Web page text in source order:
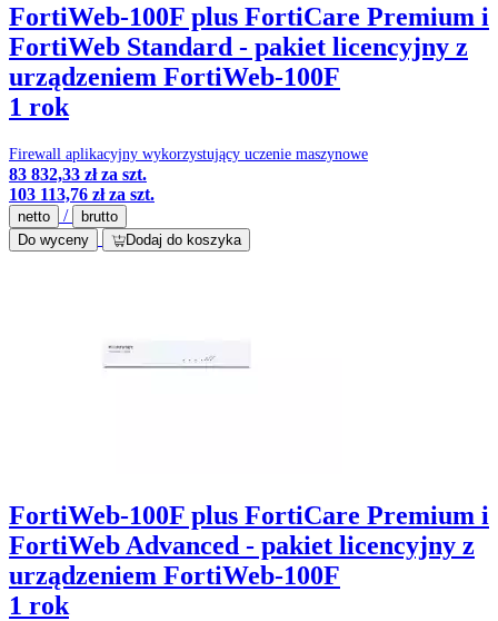
FortiWeb-100F plus FortiCare Premium i
FortiWeb Standard - pakiet licencyjny z
urządzeniem FortiWeb-100F
1 rok
Firewall aplikacyjny wykorzystujący uczenie maszynowe
83 832,33 złza szt.
103 113,76 złza szt.
netto /
brutto
Do wyceny
Dodaj do koszyka
FortiWeb-100F plus FortiCare Premium i
FortiWeb Advanced - pakiet licencyjny z
urządzeniem FortiWeb-100F
1 rok